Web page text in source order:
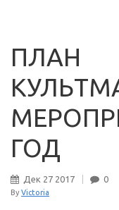
ПЛАН
ГОД
Дек 27 2017 0
By Victoria